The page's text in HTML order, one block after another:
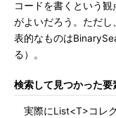
コードを書くという
がよいだろう。ただ
表的なものは
る）。
検索して見つかった要
実際にList<T>コレク